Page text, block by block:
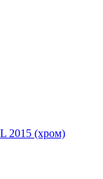
2015 (хром)